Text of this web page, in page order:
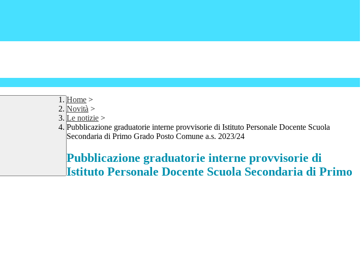
Home >
Novità >
Le notizie >
Pubblicazione graduatorie interne provvisorie di Istituto Personale Docente Scuola
Secondaria di Primo Grado Posto Comune a.s. 2023/24
Pubblicazione graduatorie interne provvisorie di
Istituto Personale Docente Scuola Secondaria di Primo